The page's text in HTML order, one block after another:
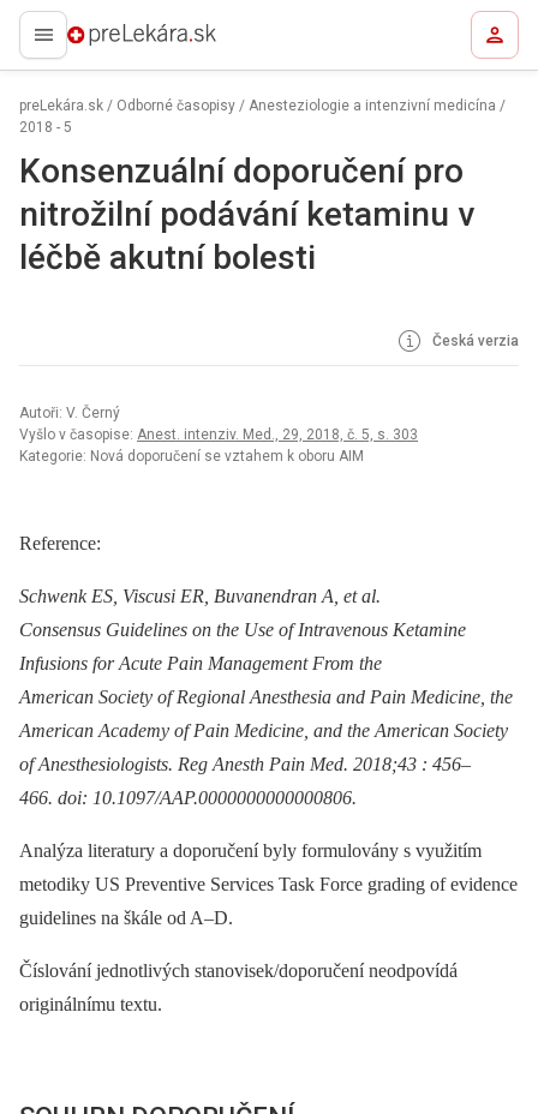
preLekára.sk
preLekára.sk / Odborné časopisy / Anesteziologie a intenzivní medicína /
2018 - 5
Konsenzuální doporučení pro
nitrožilní podávání ketaminu v
léčbě akutní bolesti
Česká verzia
Autoři: V. Černý
Vyšlo v časopise: Anest. intenziv. Med., 29, 2018, č. 5, s. 303
Kategorie: Nová doporučení se vztahem k oboru AIM
Reference:
Schwenk ES, Viscusi ER, Buvanendran A, et al.
Consensus Guidelines on the Use of Intravenous Ketamine
Infusions for Acute Pain Management From the
American Society of Regional Anesthesia and Pain Medicine, the
American Academy of Pain Medicine, and the American Society
of Anesthesiologists. Reg Anesth Pain Med. 2018;43 : 456–
466. doi: 10.1097/AAP.0000000000000806.
Analýza literatury a doporučení byly formulovány s využitím
metodiky US Preventive Services Task Force grading of evidence
guidelines na škále od A–D.
Číslování jednotlivých stanovisek/doporučení neodpovídá
originálnímu textu.